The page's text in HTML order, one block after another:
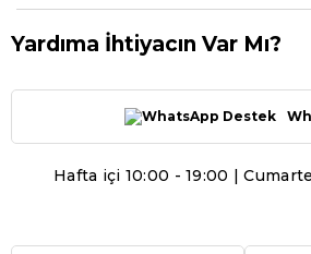
Yardıma İhtiyacın Var Mı?
Hafta içi 10:00 - 19:00 |